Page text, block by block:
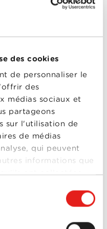
des cookies
de personnaliser le
des
médias sociaux et
partageons
sur l'utilisation de
de médias
qui peuvent
informations que
Alec Baldwin,Jens
Rebecca Ferguson
McBurney,Simon Pegg,
Tom Cruise
of Execution
Ving Rhames